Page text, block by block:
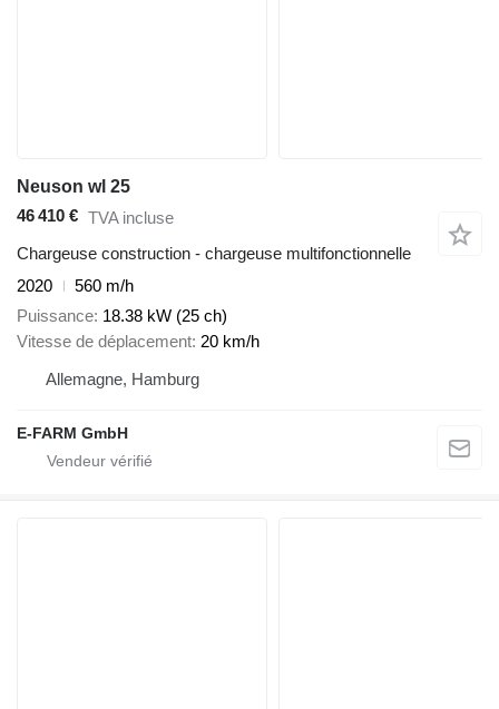
Neuson wl 25
46 410 € TVA incluse
Chargeuse construction - chargeuse multifonctionnelle
2020
560 m/h
Puissance 18.38 kW (25 ch)
Vitesse de déplacement 20 km/h
Allemagne, Hamburg
E-FARM GmbH